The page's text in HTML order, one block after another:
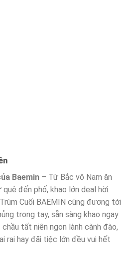
Baemin – Từ Bắc vô Nam ăn
đến phố, khao lớn deal hời.
Cuối BAEMIN cũng đương tới
trong tay, sẵn sàng khao ngay
tất niên ngon lành cành đào,
rai hay đãi tiệc lớn đều vui hết